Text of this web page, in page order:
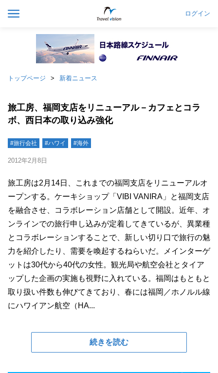
ログイン
トップページ 新着ニュース
旅工房、福岡支店をリニューアル－カフェとコラ
ボ、西日本の取り込み強化
#旅行会社 #ハワイ #海外
2012年2月8日
旅工房は2月14日、これまでの福岡支店をリニューアルオ
ープンする。ケーキショップ「VIBI VANIRA」と福岡支店
を融合させ、コラボレーション店舗として開設。近年、オ
ンラインでの旅行申し込みが定着してきているが、異業種
とコラボレーションすることで、新しい切り口で旅行の魅
力を紹介したり、需要を喚起するねらいだ。メインターゲ
ットは30代から40代の女性。観光局や航空会社とタイア
ップした企画の実施も視野に入れている。福岡はもともと
取り扱い件数も伸びてきており、春には福岡／ホノルル線
にハワイアン航空（HA...
続きを読む